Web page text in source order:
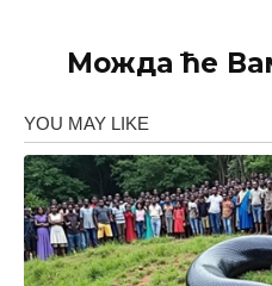
Можда ће